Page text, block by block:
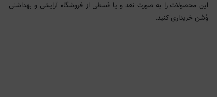
این محصولات را به صورت نقد و یا قسطی از فروشگاه آرایشی و بهداشتی
وُشَن خریداری کنید.